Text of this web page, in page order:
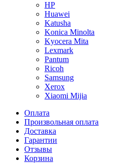
HP
Huawei
Katusha
Konica Minolta
Kyocera Mita
Lexmark
Pantum
Ricoh
Samsung
Xerox
Xiaomi Mijia
Оплата
Произвольная оплата
Доставка
Гарантии
Отзывы
Корзина